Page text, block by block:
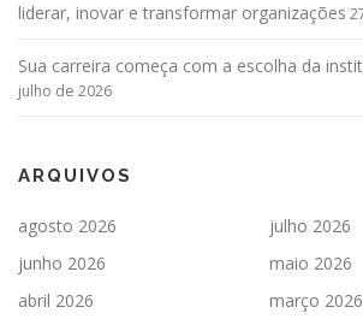
liderar, inovar e transformar organizações
Sua carreira começa com a escolha da
julho de 2026
ARQUIVOS
agosto 2026
julho 2026
junho 2026
maio 2026
abril 2026
março 2026